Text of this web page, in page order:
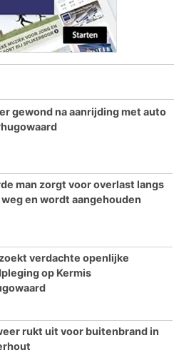
gewond na aanrijding met auto
man zorgt voor overlast langs
en wordt aangehouden
verdachte openlijke
op Kermis
rukt uit voor buitenbrand in